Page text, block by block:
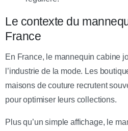
Le contexte du
France
En France, le mannequin cabine
l’industrie de la mode. Les
maisons de couture recrutent
pour optimiser leurs collections.
Plus qu’un simple affichage, le